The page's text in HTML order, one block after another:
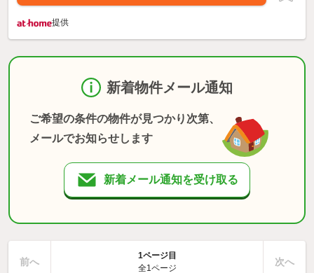
提供
新着物件メール通知
ご希望の条件の物件が見つかり次第、
メールでお知らせします
新着メール通知を受け取る
前へ
1ページ目
全1ページ
次へ